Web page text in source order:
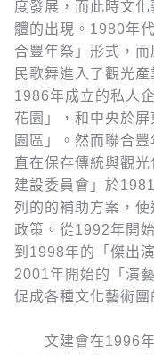
度發展，而此時文
體的出現。1980年
合豐年祭」形式，
民歌舞進入了觀光
1986年成立的私人
花園」，和中央於
園區」。然而聯合
直在保存傳統與觀
建設委員會」於
列的的補助方案，
政策。從1992年開
到1998年的「傑出
2001年開始的「演
促成各種文化藝術團
文建會在1996年